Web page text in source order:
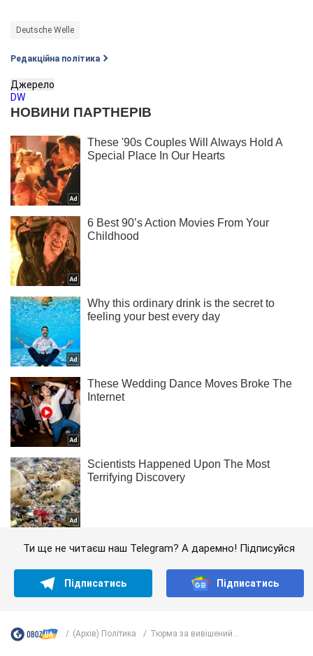
Deutsche Welle
Редакційна політика
Джерело
DW
Ти ще не читаєш наш Telegram? А даремно! Підписуйся
Підписатись Підписатись
(Архів) Політика Тюрма за вивішений...